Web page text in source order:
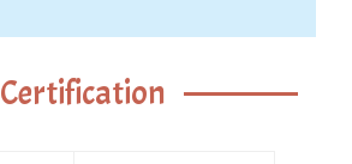
Certification